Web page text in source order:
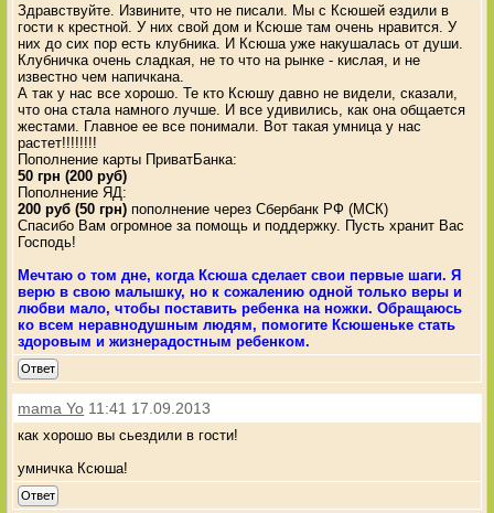
Здравствуйте. Извините, что не писали. Мы с Ксюшей ездили в
гости к крестной. У них свой дом и Ксюше там очень нравится. У
них до сих пор есть клубника. И Ксюша уже накушалась от души.
Клубничка очень сладкая, не то что на рынке - кислая, и не
известно чем напичкана.
А так у нас все хорошо. Те кто Ксюшу давно не видели, сказали,
что она стала намного лучше. И все удивились, как она общается
жестами. Главное ее все понимали. Вот такая умница у нас
растет!!!!!!!!
Пополнение карты ПриватБанка:
50 грн (200 руб)
Пополнение ЯД:
200 руб (50 грн) пополнение через Сбербанк РФ (МСК)
Спасибо Вам огромное за помощь и поддержку. Пусть хранит Вас
Господь!
Мечтаю о том дне, когда Ксюша сделает свои первые шаги. Я
верю в свою малышку, но к сожалению одной только веры и
любви мало, чтобы поставить ребенка на ножки. Обращаюсь
ко всем неравнодушным людям, помогите Ксюшеньке стать
здоровым и жизнерадостным ребенком.
Ответ
mama Yo 11:41 17.09.2013
как хорошо вы сьездили в гости!
умничка Ксюша!
Ответ